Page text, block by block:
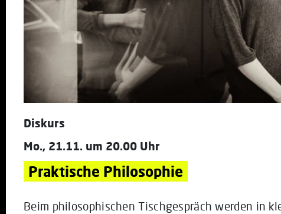
Diskurs
Mo., 21.11. um 20.00 Uhr
Praktische Philosophie
Beim philosophischen Tischgespräch werden in